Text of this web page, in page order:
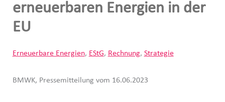
erneuerbaren Energien in der
EU
Erneuerbare Energien, EStG, Rechnung, Strategie
BMWK, Pressemitteilung vom 16.06.2023